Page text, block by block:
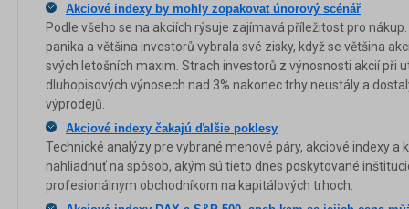
Akciové indexy by mohly zopakovat únorový scénář
Podle všeho se na akciích rýsuje zajímavá příležitost pro
panika a většina investorů vybrala své zisky, když se většina
svých letošních maxim. Strach investorů z výnosnosti akcií při
dluhopisových výnosech nad 3% nakonec trhy neustály a
výprodejů.
Akciové indexy čakajú ďalšie poklesy
Technické analýzy pre vybrané menové páry, akciové indexy a
nahliadnuť na spôsob, akým sú tieto dnes poskytované
profesionálnym obchodníkom na kapitálových trhoch.